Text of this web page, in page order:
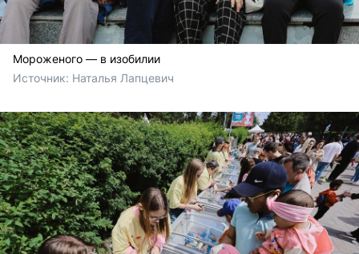
Мороженого — в изобилии
Источник: Наталья Лапцевич